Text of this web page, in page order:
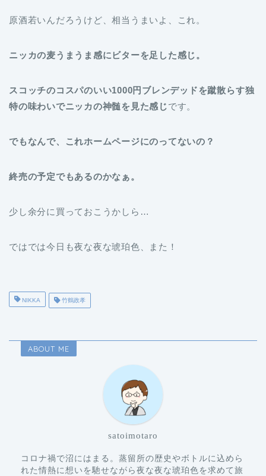
原酒若いんだろうけど、相当うまいよ、これ。
ニッカの麦うまうま感にビターを足した感じ。
スコッチのコスパのいい1000円ブレンデッドを蹴散らす独
特の味わいでニッカの神髄を見た感じです。
でもなんで、これホームページにのってないの？
終売の予定でもあるのかなぁ。
少し余分に買っておこうかしら…
ではでは今日も夜な夜な琥珀色、また！
NIKKA 竹鶴政孝
ABOUT ME
satoimotaro
コロナ禍で沼にはまる。蒸留所の歴史やボトルに込めら
れた情熱に想いを馳せながら夜な夜な琥珀色を求めて旅